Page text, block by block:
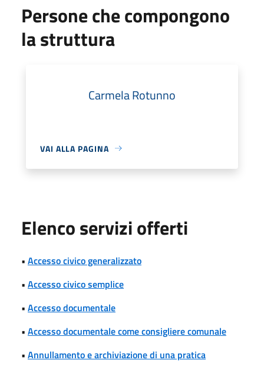
Persone che compongono
la struttura
Carmela Rotunno
VAI ALLA PAGINA
Elenco servizi offerti
• Accesso civico generalizzato
• Accesso civico semplice
• Accesso documentale
• Accesso documentale come consigliere comunale
• Annullamento e archiviazione di una pratica